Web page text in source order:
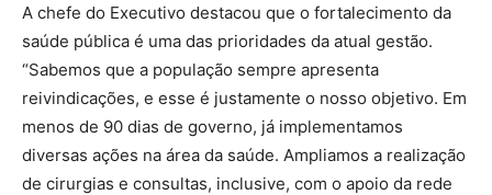
A chefe do Executivo destacou que o fortalecimento da
saúde pública é uma das prioridades da atual gestão.
“Sabemos que a população sempre apresenta
reivindicações, e esse é justamente o nosso objetivo. Em
menos de 90 dias de governo, já implementamos
diversas ações na área da saúde. Ampliamos a realização
de cirurgias e consultas, inclusive, com o apoio da rede